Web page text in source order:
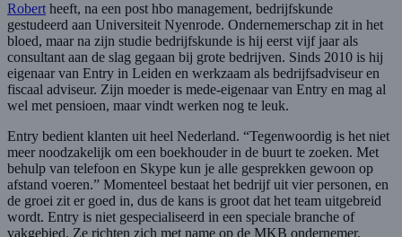
Robert heeft, na een post hbo management, bedrijfskunde
gestudeerd aan Universiteit Nyenrode. Ondernemerschap zit in het
bloed, maar na zijn studie bedrijfskunde is hij eerst vijf jaar als
consultant aan de slag gegaan bij grote bedrijven. Sinds 2010 is hij
eigenaar van Entry in Leiden en werkzaam als bedrijfsadviseur en
fiscaal adviseur. Zijn moeder is mede-eigenaar van Entry en mag al
wel met pensioen, maar vindt werken nog te leuk.
Entry bedient klanten uit heel Nederland. “Tegenwoordig is het niet
meer noodzakelijk om een boekhouder in de buurt te zoeken. Met
behulp van telefoon en Skype kun je alle gesprekken gewoon op
afstand voeren.” Momenteel bestaat het bedrijf uit vier personen, en
de groei zit er goed in, dus de kans is groot dat het team uitgebreid
wordt. Entry is niet gespecialiseerd in een speciale branche of
vakgebied. Ze richten zich met name op de MKB ondernemer.